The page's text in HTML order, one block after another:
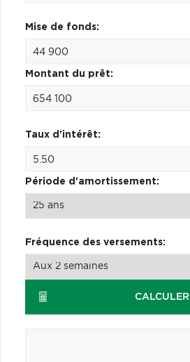
Mise de fonds:
Montant du prêt:
Taux d'intérêt:
Période d'amortissement:
Fréquence des versements:
CALCULER